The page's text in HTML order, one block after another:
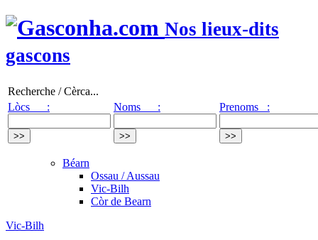
Nos lieux-dits
gascons
Recherche / Cèrca...
Lòcs :
Noms : Prenoms :
Béarn
Ossau / Aussau
Vic-Bilh
Còr de Bearn
Vic-Bilh